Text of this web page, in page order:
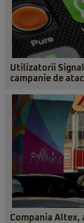
Utilizatorii
campanie de
Compania Altex,